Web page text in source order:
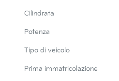
Cilindrata
Potenza
Tipo di veicolo
Prima immatricolazione